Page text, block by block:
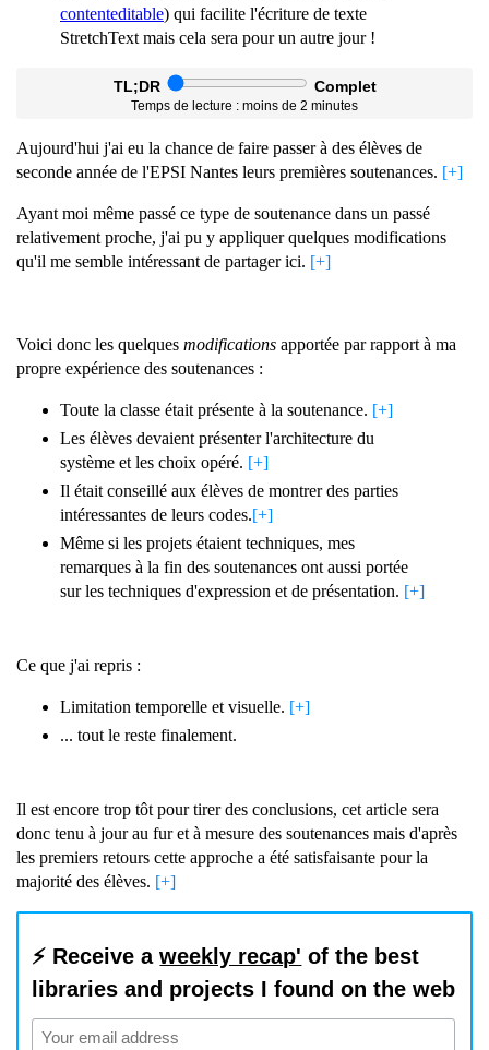
contenteditable) qui facilite l'écriture de texte
StretchText mais cela sera pour un autre jour !
TL;DR Complet
Temps de lecture : moins de 2 minutes
Aujourd'hui j'ai eu la chance de faire passer à des élèves de
seconde année de l'EPSI Nantes leurs premières soutenances. [+]
Ayant moi même passé ce type de soutenance dans un passé
relativement proche, j'ai pu y appliquer quelques modifications
qu'il me semble intéressant de partager ici. [+]
Voici donc les quelques modifications apportée par rapport à ma
propre expérience des soutenances :
Toute la classe était présente à la soutenance. [+]
Les élèves devaient présenter l'architecture du
système et les choix opéré. [+]
Il était conseillé aux élèves de montrer des parties
intéressantes de leurs codes.[+]
Même si les projets étaient techniques, mes
remarques à la fin des soutenances ont aussi portée
sur les techniques d'expression et de présentation. [+]
Ce que j'ai repris :
Limitation temporelle et visuelle. [+]
... tout le reste finalement.
Il est encore trop tôt pour tirer des conclusions, cet article sera
donc tenu à jour au fur et à mesure des soutenances mais d'après
les premiers retours cette approche a été satisfaisante pour la
majorité des élèves. [+]
⚡️ Receive aweekly recap' of the best
libraries and projects I found on the web